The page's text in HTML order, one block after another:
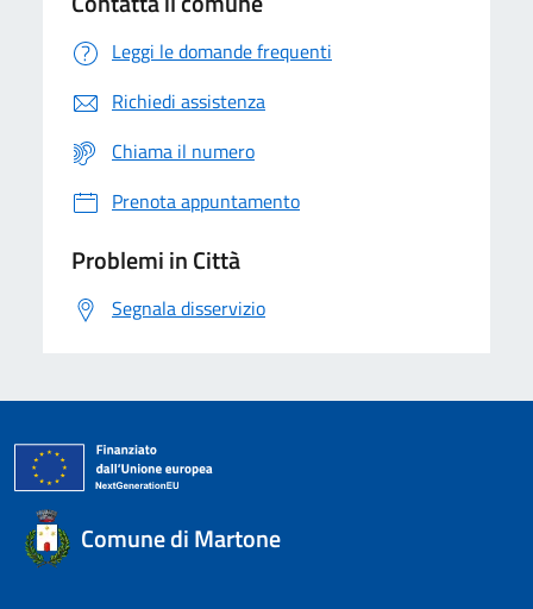
Leggi le domande frequenti
Richiedi assistenza
Chiama il numero
Prenota appuntamento
Problemi in Città
Segnala disservizio
Comune di Martone